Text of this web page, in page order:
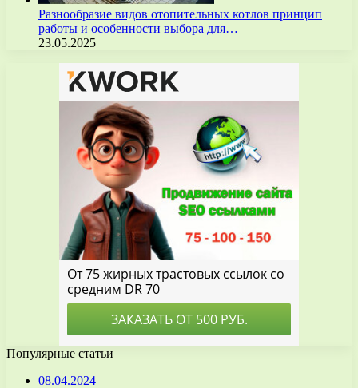
Разнообразие видов отопительных котлов принцип
работы и особенности выбора для…
23.05.2025
Популярные статьи
08.04.2024